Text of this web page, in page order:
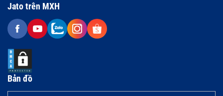
Jato trên MXH
Bản đồ